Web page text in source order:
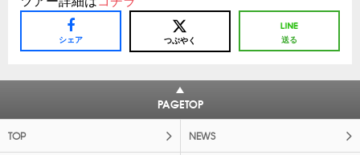
シェア つぶやく 送る
PAGETOP
TOP NEWS